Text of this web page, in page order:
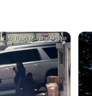
Foto: Ryan Murphy/AP/dpa